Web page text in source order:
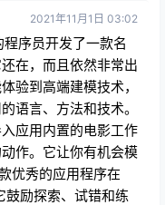
2021年11月1日 03:02
序员开发了一款名
在，而且依然非常出
验到高端建模技术，
语言、方法和技术。
应用内置的电影工作
作。它让你有机会模
优秀的应用程序在
鼓励探索、试错和练